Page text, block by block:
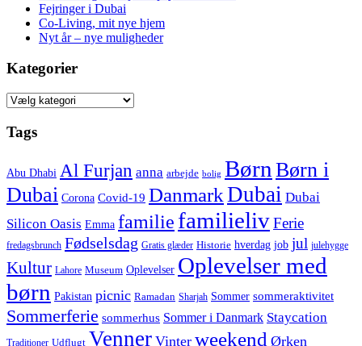
Fejringer i Dubai
Co-Living, mit nye hjem
Nyt år – nye muligheder
Kategorier
Kategorier
Tags
Abu Dhabi Al Furjan anna arbejde bolig BørnBørn i
Dubai Corona Covid-19 DanmarkDubai Dubai
Silicon Oasis Emma familie familielivFerie
fredagsbrunch Fødselsdag Gratis glæder Historie hverdag job jul julehygge
Kultur Lahore Museum Oplevelser Oplevelser med
børn Pakistan picnic Ramadan Sharjah Sommer sommeraktivitet
Sommerferie sommerhus Sommer i Danmark Staycation
Traditioner Udflugt Venner Vinter weekend Ørken